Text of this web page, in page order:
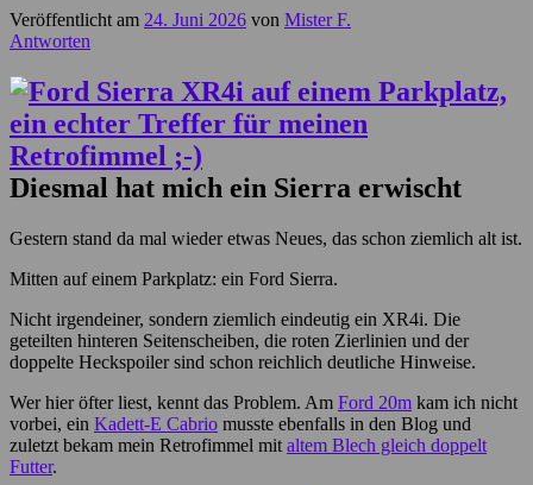
Veröffentlicht am 24. Juni 2026 von Mister F.
Antworten
Diesmal hat mich ein Sierra erwischt
Gestern stand da mal wieder etwas Neues, das schon ziemlich alt ist.
Mitten auf einem Parkplatz: ein Ford Sierra.
Nicht irgendeiner, sondern ziemlich eindeutig ein XR4i. Die
geteilten hinteren Seitenscheiben, die roten Zierlinien und der
doppelte Heckspoiler sind schon reichlich deutliche Hinweise.
Wer hier öfter liest, kennt das Problem. Am Ford 20m kam ich nicht
vorbei, ein Kadett-E Cabrio musste ebenfalls in den Blog und
zuletzt bekam mein Retrofimmel mit altem Blech gleich doppelt
Futter.